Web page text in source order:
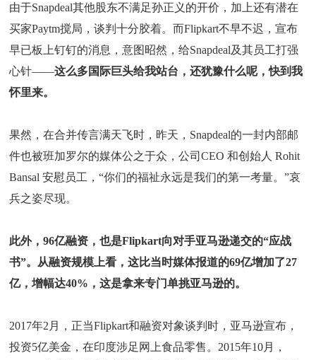
由于Snapdeal其他股东不满足孙正义的开价，加上还有潜在
买家Paytm搅局，谈判十分胶着。而Flipkart不早不迟，宣布
早已板上钉钉的消息，意图昭然，给Snapdeal及其员工打强
心针——这么多国际巨头给我站台，还犹豫什么呢，快到我
怀里来。
果然，在合并传言满天飞时，昨天，Snapdeal的一封内部邮
件也被班加罗尔的媒体公之于众，公司CEO 和创始人 Rohit
Bansal 安慰员工，“你们的福祉永远是我们的第一考量。”哀
兵之姿尽现。
此外，96亿融资，也是Flipkart向对手亚马逊递交的“应战
书”。从融资规模上看，这比当时媒体报道的69亿增加了27
亿，增幅达40%，这是拿来专门单挑亚马逊的。
2017年2月，正当Flipkart和融资对象谈判时，亚马逊宣布，
投资5亿美金，在印度涉足网上食品零售。2015年10月，